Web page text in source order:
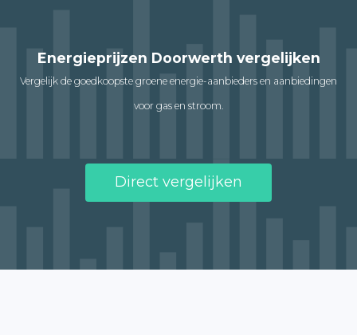
Energieprijzen Doorwerth vergelijken
Vergelijk de goedkoopste groene energie-aanbieders en aanbiedingen
voor gas en stroom.
Direct vergelijken